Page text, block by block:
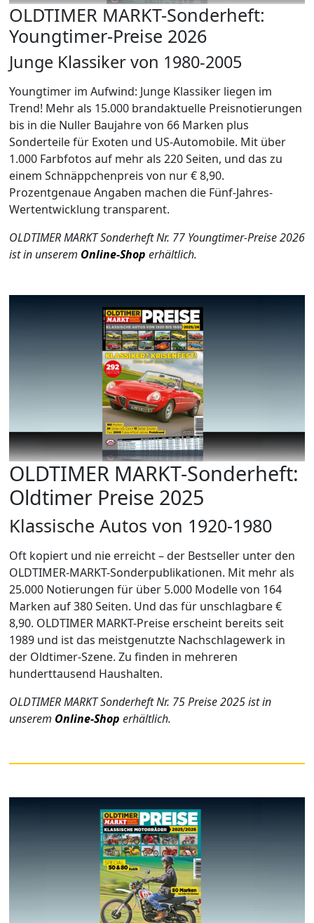
OLDTIMER MARKT-Sonderheft:
Youngtimer-Preise 2026
Junge Klassiker von 1980-2005
Youngtimer im Aufwind: Junge Klassiker liegen im
Trend! Mehr als 15.000 brandaktuelle Preisnotierungen
bis in die Nuller Baujahre von 66 Marken plus
Sonderteile für Exoten und US-Automobile. Mit über
1.000 Farbfotos auf mehr als 220 Seiten, und das zu
einem Schnäppchenpreis von nur € 8,90.
Prozentgenaue Angaben machen die Fünf-Jahres-
Wertentwicklung transparent.
OLDTIMER MARKT Sonderheft Nr. 77 Youngtimer-Preise 2026
ist in unserem Online-Shop erhältlich.
OLDTIMER MARKT-Sonderheft:
Oldtimer Preise 2025
Klassische Autos von 1920-1980
Oft kopiert und nie erreicht – der Bestseller unter den
OLDTIMER-MARKT-Sonderpublikationen. Mit mehr als
25.000 Notierungen für über 5.000 Modelle von 164
Marken auf 380 Seiten. Und das für unschlagbare €
8,90. OLDTIMER MARKT-Preise erscheint bereits seit
1989 und ist das meistgenutzte Nachschlagewerk in
der Oldtimer-Szene. Zu finden in mehreren
hunderttausend Haushalten.
OLDTIMER MARKT Sonderheft Nr. 75 Preise 2025 ist in
unserem Online-Shop erhältlich.